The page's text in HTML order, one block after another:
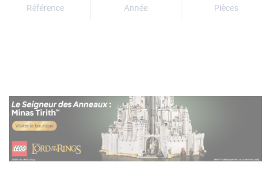
Référence Année Pièces